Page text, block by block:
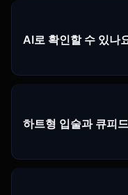
AI로 확인할 수 있나
하트형 입술과 큐피